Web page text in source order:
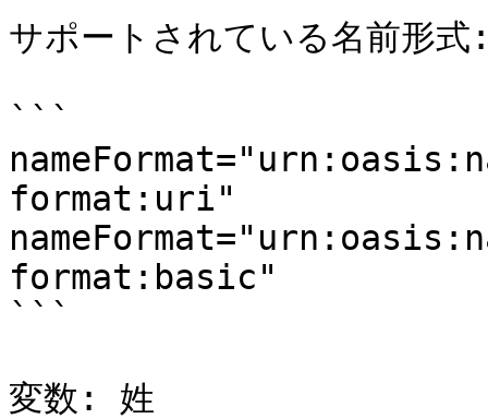
サポートされている名前形
```
format:uri"
format:basic"
```
変数: 姓